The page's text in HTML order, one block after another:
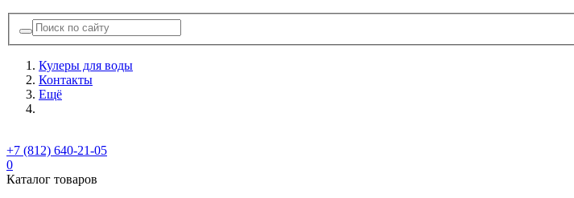
Кулеры для воды
Контакты
Ещё
+7 (812) 640-21-05
0
Каталог товаров